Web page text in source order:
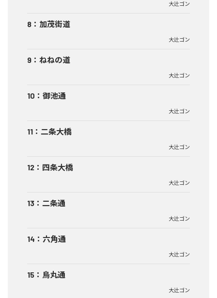
大辻ゴン
8 ： 加茂街道
大辻ゴン
9 ： ねねの道
大辻ゴン
10 ： 御池通
大辻ゴン
11 ： 二条大橋
大辻ゴン
12 ： 四条大橋
大辻ゴン
13 ： 二条通
大辻ゴン
14 ： 六角通
大辻ゴン
15 ： 烏丸通
大辻ゴン